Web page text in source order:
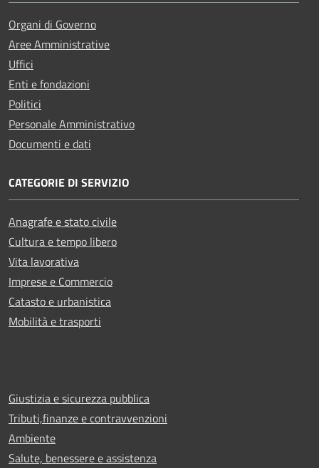
Organi di Governo
Aree Amministrative
Uffici
Enti e fondazioni
Politici
Personale Amministrativo
Documenti e dati
CATEGORIE DI SERVIZIO
Anagrafe e stato civile
Cultura e tempo libero
Vita lavorativa
Imprese e Commercio
Catasto e urbanistica
Mobilità e trasporti
Giustizia e sicurezza pubblica
Tributi,finanze e contravvenzioni
Ambiente
Salute, benessere e assistenza